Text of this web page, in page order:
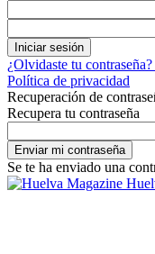
¿Olvidaste tu
Política de privacidad
Recuperación de
Recupera tu contraseña
Se te ha enviado una